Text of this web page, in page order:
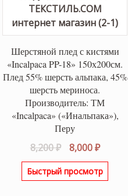
Шерстяной плед с кистями
«Incalpaca PP-18» 150х200см.
Плед 55% шерсть альпака, 45%
шерсть мериноса.
Производитель: ТМ
«Incalpaca» («Инальпака»),
Перу
8,200₽
цена
составляла
8,000₽
цена:
8,000
Быстрый просмотр